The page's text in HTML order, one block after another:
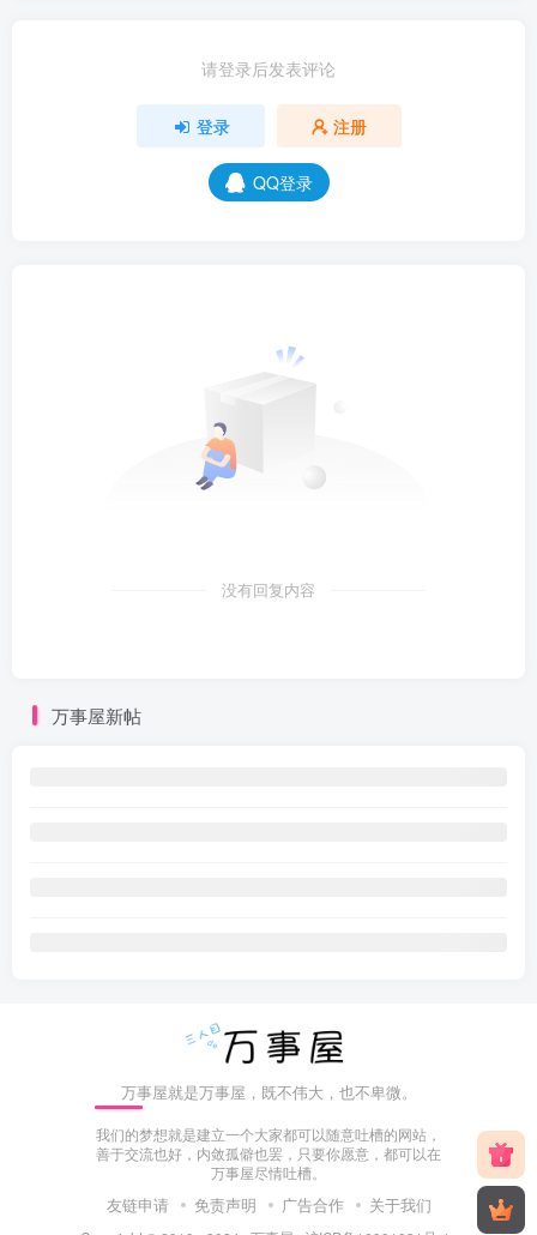
请登录后发表评论
登录 注册
QQ登录
没有回复内容
万事屋新帖
万事屋就是万事屋，既不伟大，也不卑微。
我们的梦想就是建立一个大家都可以随意吐槽的网站，
善于交流也好，内敛孤僻也罢，只要你愿意，都可以在
万事屋尽情吐槽。
友链申请 免责声明 广告合作 关于我们